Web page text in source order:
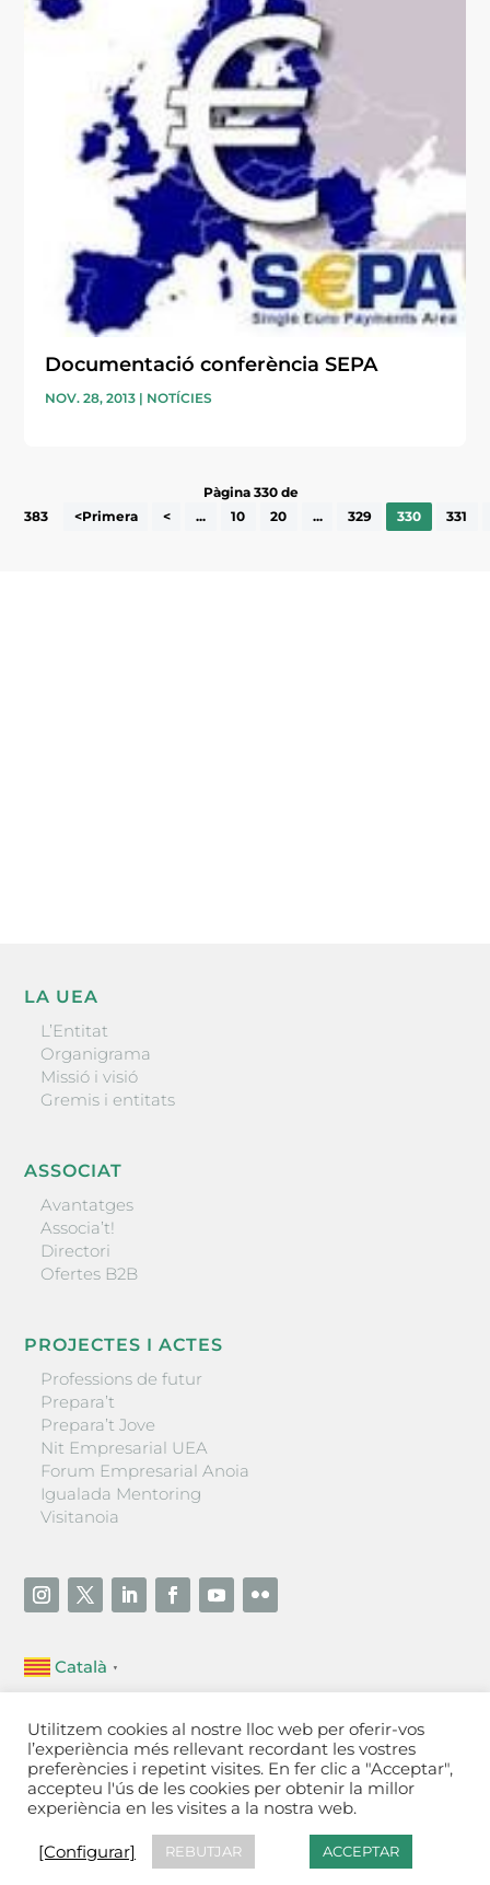
Documentació conferència SEPA
NOV. 28, 2013 | NOTÍCIES
Pàgina 330 de
383
<Primera < ... 10 20 ... 329 330 331
LA UEA
L’Entitat
Organigrama
Missió i visió
Gremis i entitats
ASSOCIAT
Avantatges
Associa’t!
Directori
Ofertes B2B
PROJECTES I ACTES
Professions de futur
Prepara’t
Prepara’t Jove
Nit Empresarial UEA
Forum Empresarial Anoia
Igualada Mentoring
Visitanoia
Català ▼
Unió Empresarial de l’Anoia (UEA)
Ctra. de Manresa, 131, 08700 – Igualada(Barcelona)
Tel 93 805 22 92
Contactar
de cookies [Configurar]
Fet a Igualada per Aladetres
Utilitzem cookies al nostre lloc web per oferir-vos
l’experiència més rellevant recordant les vostres
preferències i repetint visites. En fer clic a "Acceptar",
accepteu l'ús de les cookies per obtenir la millor
experiència en les visites a la nostra web.
[Configurar] REBUTJAR ACCEPTAR